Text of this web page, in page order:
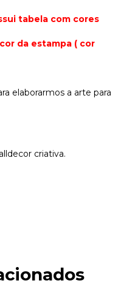
tabela com cores
da estampa ( cor
elaborarmos a arte para
criativa.